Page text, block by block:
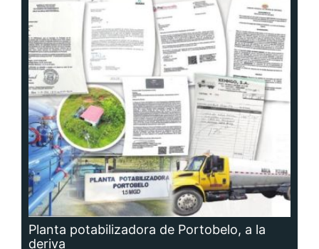
Planta potabilizadora de Portobelo, a la
deriva